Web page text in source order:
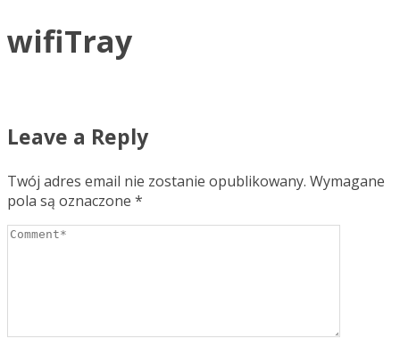
wifiTray
Leave a Reply
Twój adres email nie zostanie opublikowany. Wymagane
pola są oznaczone *